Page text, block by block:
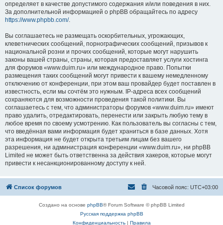
определяет в качестве допустимого содержания и/или поведения в них.
За дополнительной информацией о phpBB обращайтесь по адресу
https://www.phpbb.com/.
Вы соглашаетесь не размещать оскорбительных, угрожающих,
клеветнических сообщений, порнографических сообщений, призывов к
национальной розни и прочих сообщений, которые могут нарушить
законы вашей страны, страны, которая предоставляет услуги хостинга
для форумов «www.duim.ru» или международное право. Попытки
размещения таких сообщений могут привести к вашему немедленному
отключению от конференции, при этом ваш провайдер будет поставлен в
известность, если мы сочтём это нужным. IP-адреса всех сообщений
сохраняются для возможности проведения такой политики. Вы
соглашаетесь с тем, что администраторы форумов «www.duim.ru» имеют
право удалить, отредактировать, перенести или закрыть любую тему в
любое время по своему усмотрению. Как пользователь вы согласны с тем,
что введённая вами информация будет храниться в базе данных. Хотя
эта информация не будет открыта третьим лицам без вашего
разрешения, ни администрация конференции «www.duim.ru», ни phpBB
Limited не может быть ответственна за действия хакеров, которые могут
привести к несанкционированному доступу к ней.
Список форумов Часовой пояс: UTC+03:00
Создано на основе phpBB® Forum Software © phpBB Limited
Русская поддержка phpBB
Конфиденциальность| Правила